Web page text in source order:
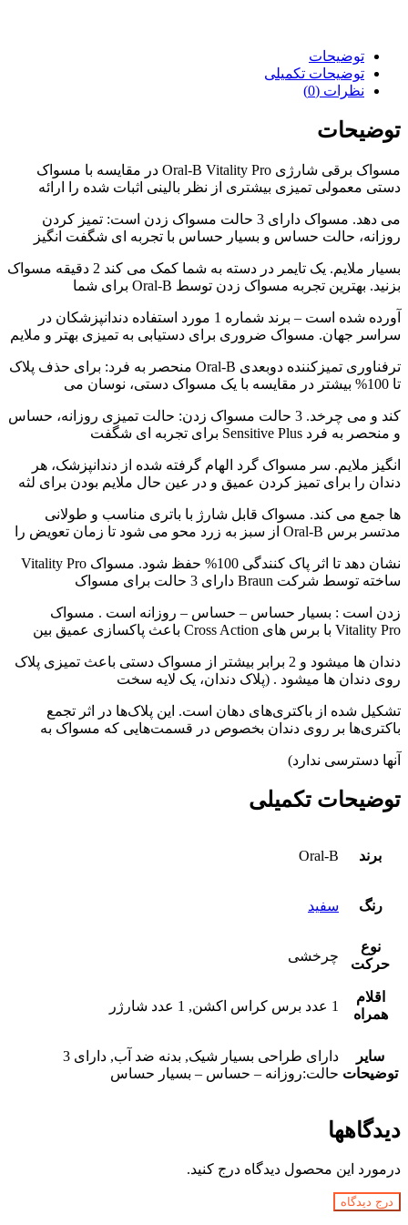
توضیحات
توضیحات تکمیلی
نظرات (0)
توضیحات
مسواک برقی شارژی Oral-B Vitality Pro در مقایسه با مسواک
دستی معمولی تمیزی بیشتری از نظر بالینی اثبات شده را ارائه
می دهد. مسواک دارای 3 حالت مسواک زدن است: تمیز کردن
روزانه، حالت حساس و بسیار حساس با تجربه ای شگفت انگیز
بسیار ملایم. یک تایمر در دسته به شما کمک می کند 2 دقیقه مسواک
بزنید. بهترین تجربه مسواک زدن توسط Oral-B برای شما
آورده شده است – برند شماره 1 مورد استفاده دندانپزشکان در
سراسر جهان. مسواک ضروری برای دستیابی به تمیزی بهتر و ملایم
ترفناوری تمیزکننده دوبعدی Oral-B منحصر به فرد: برای حذف پلاک
تا 100% بیشتر در مقایسه با یک مسواک دستی، نوسان می
کند و می چرخد. 3 حالت مسواک زدن: حالت تمیزی روزانه، حساس
و منحصر به فرد Sensitive Plus برای تجربه ای شگفت
انگیز ملایم. سر مسواک گرد الهام گرفته شده از دندانپزشک، هر
دندان را برای تمیز کردن عمیق و در عین حال ملایم بودن برای لثه
ها جمع می کند. مسواک قابل شارژ با باتری مناسب و طولانی
مدتسر برس Oral-B از سبز به زرد محو می شود تا زمان تعویض را
نشان دهد تا اثر پاک کنندگی 100% حفظ شود. مسواک Vitality Pro
ساخته توسط شرکت Braun دارای 3 حالت برای مسواک
زدن است : بسیار حساس – حساس – روزانه است . مسواک
Vitality Pro با برس های Cross Action باعث پاکسازی عمیق بین
دندان ها میشود و 2 برابر بیشتر از مسواک دستی باعث تمیزی پلاک
روی دندان ها میشود . (پلاک دندان، یک لایه سخت
تشکیل شده از باکتری‌های دهان است. این پلاک‌ها در اثر تجمع
باکتری‌ها بر روی دندان بخصوص در قسمت‌هایی که مسواک به
آنها دسترسی ندارد)
توضیحات تکمیلی
برند Oral-B
رنگ سفید
نوع
حرکت
چرخشی
اقلام
همراه
1 عدد برس کراس اکشن, 1 عدد شارژر
سایر
توضیحات
دارای طراحی بسیار شیک, بدنه ضد آب, دارای 3
حالت:روزانه – حساس – بسیار حساس
دیدگاهها
درمورد این محصول دیدگاه درج کنید.
درج دیدگاه